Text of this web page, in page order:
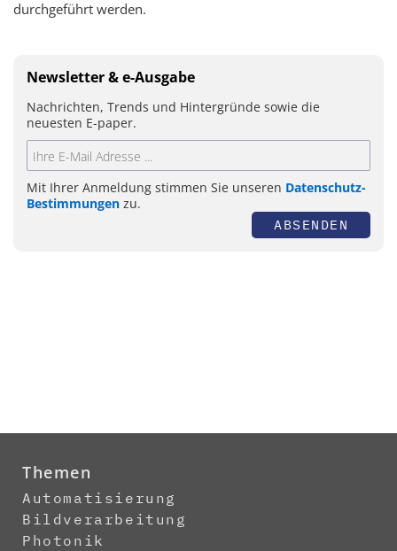
durchgeführt werden.
Newsletter & e-Ausgabe
Nachrichten, Trends und Hintergründe sowie die
neuesten E-paper.
Mit Ihrer Anmeldung stimmen Sie unseren Datenschutz-
Bestimmungen zu.
ABSENDEN
Themen
Automatisierung
Bildverarbeitung
Photonik